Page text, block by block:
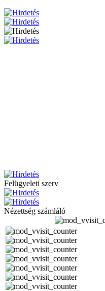
Felügyeleti szerv
Nézettség számláló